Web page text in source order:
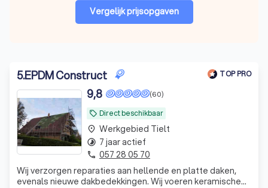
Vergelijk prijsopgaven
5.EPDM Construct TOP PRO
local_offer Direct beschikbaar
(60)
9,8
Wij verzorgen reparaties aan hellende en platte daken,
evenals nieuwe dakbedekkingen. Wij voeren keramische
place Werkgebied Tielt
timelapse 7 jaar actief
phone 057 28 05 70